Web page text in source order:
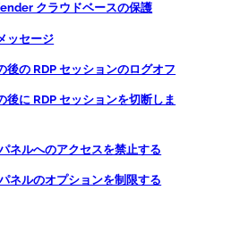
クラウドベースの保護
ッセージ
後の RDP セッションのログオフ
後に RDP セッションを切断しま
ネルへのアクセスを禁止する
ネルのオプションを制限する